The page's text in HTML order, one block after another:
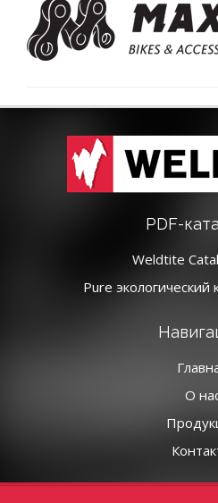
PDF-
Weldtite
Pure экологический
О